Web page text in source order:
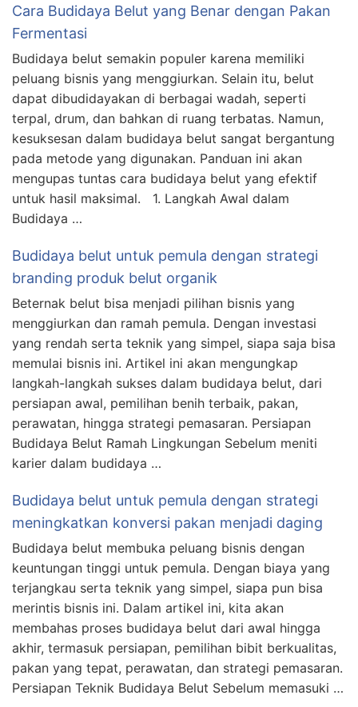
Cara Budidaya Belut yang Benar dengan Pakan
Fermentasi
Budidaya belut semakin populer karena memiliki
peluang bisnis yang menggiurkan. Selain itu, belut
dapat dibudidayakan di berbagai wadah, seperti
terpal, drum, dan bahkan di ruang terbatas. Namun,
kesuksesan dalam budidaya belut sangat bergantung
pada metode yang digunakan. Panduan ini akan
mengupas tuntas cara budidaya belut yang efektif
untuk hasil maksimal. 1. Langkah Awal dalam
Budidaya …
Budidaya belut untuk pemula dengan strategi
branding produk belut organik
Beternak belut bisa menjadi pilihan bisnis yang
menggiurkan dan ramah pemula. Dengan investasi
yang rendah serta teknik yang simpel, siapa saja bisa
memulai bisnis ini. Artikel ini akan mengungkap
langkah-langkah sukses dalam budidaya belut, dari
persiapan awal, pemilihan benih terbaik, pakan,
perawatan, hingga strategi pemasaran. Persiapan
Budidaya Belut Ramah Lingkungan Sebelum meniti
karier dalam budidaya …
Budidaya belut untuk pemula dengan strategi
meningkatkan konversi pakan menjadi daging
Budidaya belut membuka peluang bisnis dengan
keuntungan tinggi untuk pemula. Dengan biaya yang
terjangkau serta teknik yang simpel, siapa pun bisa
merintis bisnis ini. Dalam artikel ini, kita akan
membahas proses budidaya belut dari awal hingga
akhir, termasuk persiapan, pemilihan bibit berkualitas,
pakan yang tepat, perawatan, dan strategi pemasaran.
Persiapan Teknik Budidaya Belut Sebelum memasuki …